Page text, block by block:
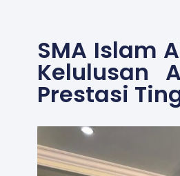
SMA Islam
Kelulusan
Prestasi